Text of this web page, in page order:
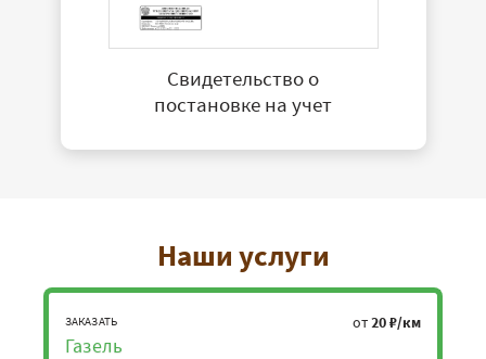
Свидетельство о
постановке на учет
Наши услуги
ЗАКАЗАТЬ
Газель
от20 ₽/км